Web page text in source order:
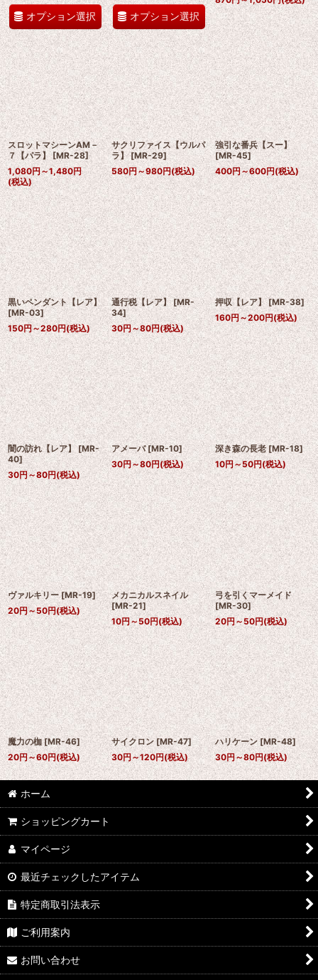
オプション選択 オプション選択
スロットマシーンAM－
７【パラ】 [MR-28]
1,080円～1,480円
(税込)
サクリファイス【ウルパ
ラ】 [MR-29]
580円～980円(税込)
強引な番兵【スー】
[MR-45]
400円～600円(税込)
黒いペンダント【レア】
[MR-03]
150円～280円(税込)
通行税【レア】 [MR-
34]
30円～80円(税込)
押収【レア】 [MR-38]
160円～200円(税込)
闇の訪れ【レア】 [MR-
40]
30円～80円(税込)
アメーバ [MR-10]
30円～80円(税込)
深き森の長老 [MR-18]
10円～50円(税込)
ヴァルキリー [MR-19]
20円～50円(税込)
メカニカルスネイル
[MR-21]
10円～50円(税込)
弓を引くマーメイド
[MR-30]
20円 ～50円(税込)
魔力の枷 [MR-46]
20円～60円(税込)
サイクロン [MR-47]
30円～120円(税込)
ハリケーン [MR-48]
30円～80円(税込)
ホーム
ショッピングカート
マイページ
最近チェックしたアイテム
特定商取引法表示
ご利用案内
お問い合わせ